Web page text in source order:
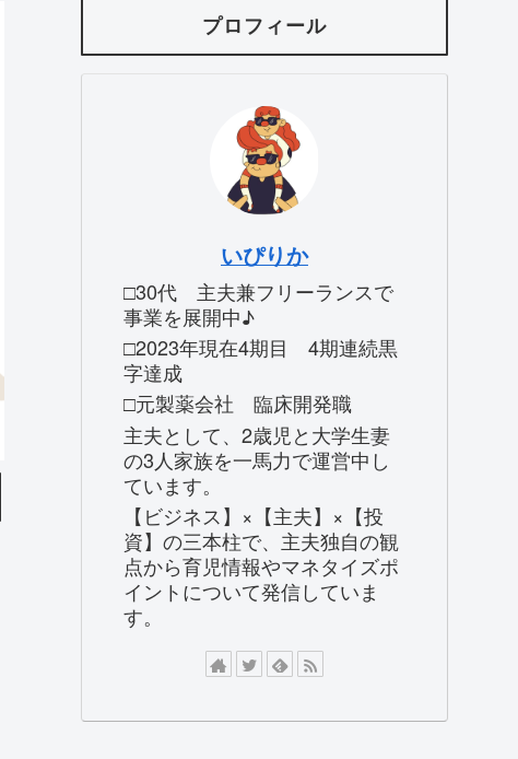
プロフィール
いぴりか
□30代 主夫兼フリーランスで
事業を展開中♪
□2023年現在4期目 4期連続黒
字達成
□元製薬会社 臨床開発職
主夫として、2歳児と大学生妻
の3人家族を一馬力で運営中し
ています。
【ビジネス】×【主夫】×【投
資】の三本柱で、主夫独自の観
点から育児情報やマネタイズポ
イントについて発信していま
す。